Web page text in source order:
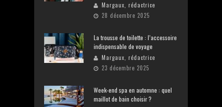
Margaux, rédactrice
28 décembre 2025
La trousse de toilette : l’accessoire
indispensable de voyage
Margaux, rédactrice
23 décembre 2025
Week-end spa en automne : quel
maillot de bain choisir ?